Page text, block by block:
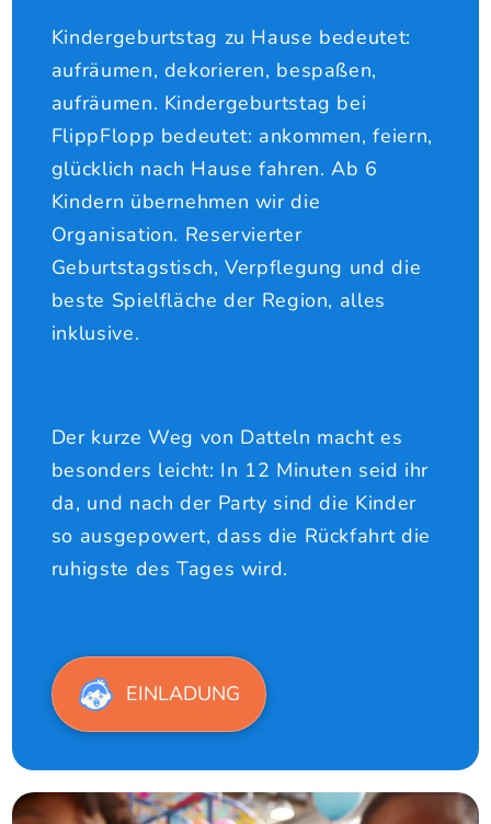
Kindergeburtstag zu Hause bedeutet:
aufräumen, dekorieren, bespaßen,
aufräumen. Kindergeburtstag bei
FlippFlopp bedeutet: ankommen, feiern,
glücklich nach Hause fahren. Ab 6
Kindern übernehmen wir die
Organisation. Reservierter
Geburtstagstisch, Verpflegung und die
beste Spielfläche der Region, alles
inklusive.
Der kurze Weg von Datteln macht es
besonders leicht: In 12 Minuten seid ihr
da, und nach der Party sind die Kinder
so ausgepowert, dass die Rückfahrt die
ruhigste des Tages wird.
EINLADUNG